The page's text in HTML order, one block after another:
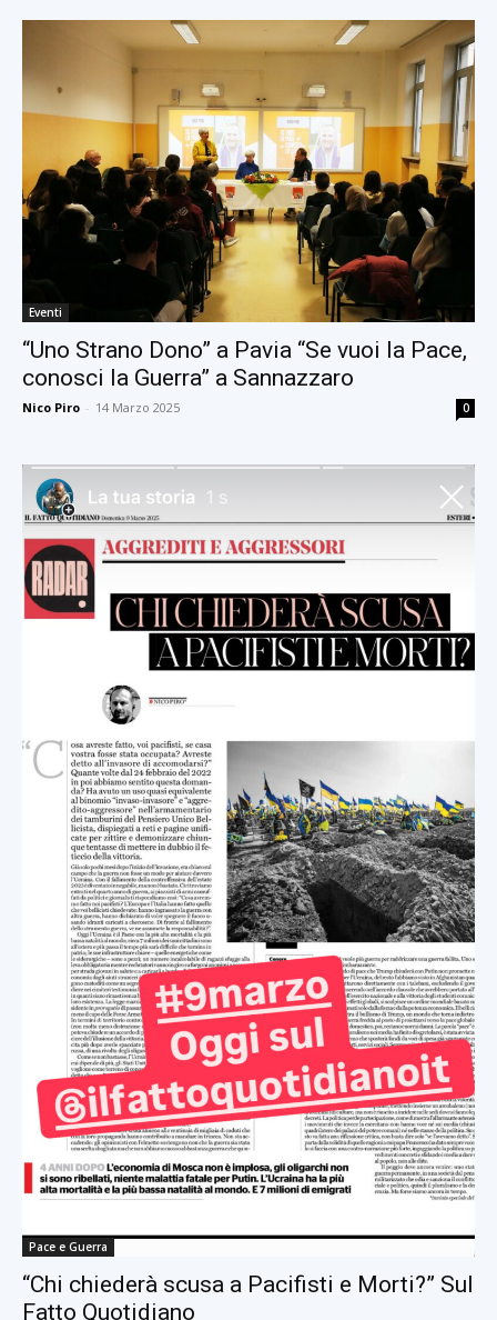
Eventi
“Uno Strano Dono” a Pavia “Se vuoi la Pace,
conosci la Guerra” a Sannazzaro
Nico Piro - 14 Marzo 2025 0
Pace e Guerra
“Chi chiederà scusa a Pacifisti e Morti?” Sul
Fatto Quotidiano